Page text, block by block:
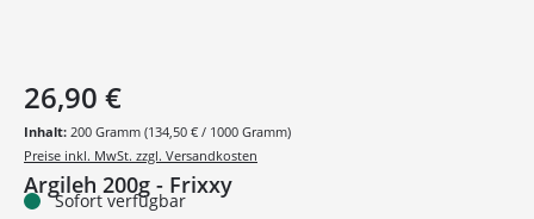
Argileh 200g - Frixxy
26,90 €
Inhalt: 200 Gramm (134,50 € / 1000 Gramm)
Preise inkl. MwSt. zzgl. Versandkosten
Sofort verfügbar